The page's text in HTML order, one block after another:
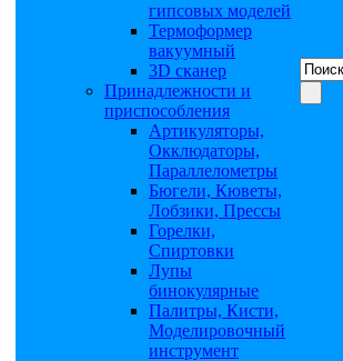
гипсовых моделей
Термоформер
вакуумный
3D сканер
Принадлежности и
приспособления
Артикуляторы,
Окклюдаторы,
Параллелометры
Бюгели, Кюветы,
Лобзики, Прессы
Горелки,
Спиртовки
Лупы
бинокулярные
Палитры, Кисти,
Моделировочный
инструмент